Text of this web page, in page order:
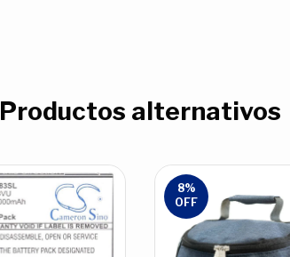
Productos alternativos
8%
OFF